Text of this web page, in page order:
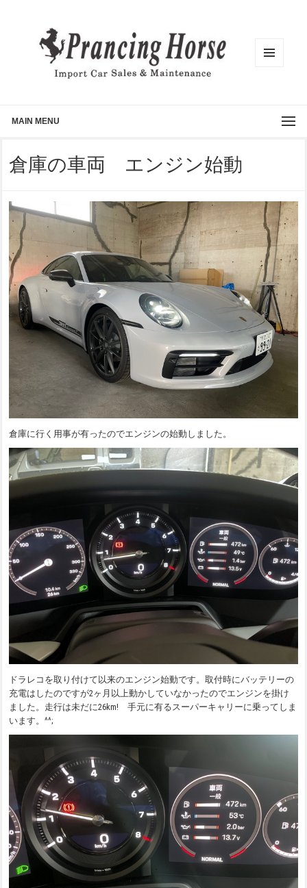
MAIN MENU
倉庫の車両 エンジン始動
倉庫に行く用事が有ったのでエンジンの始動しました。
ドラレコを取り付けて以来のエンジン始動です。取付時にバッテリーの
充電はしたのですが2ヶ月以上動かしていなかったのでエンジンを掛け
ました。走行は未だに26km! 手元に有るスーパーキャリーに乗ってしま
います。^^;